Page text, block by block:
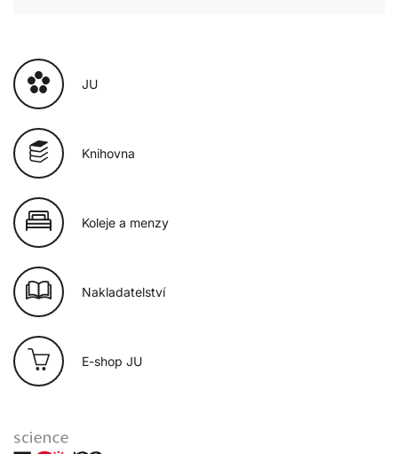
JU
Knihovna
Koleje a menzy
Nakladatelství
E-shop JU